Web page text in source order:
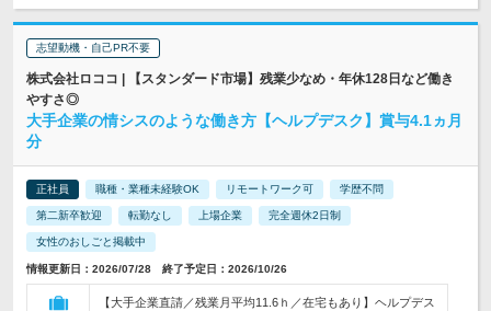
志望動機・自己PR不要
株式会社ロココ | 【スタンダード市場】残業少なめ・年休128日など働き
やすさ◎
大手企業の情シスのような働き方【ヘルプデスク】賞与4.1ヵ月
分
正社員 職種・業種未経験OK リモートワーク可 学歴不問
第二新卒歓迎 転勤なし 上場企業 完全週休2日制
女性のおしごと掲載中
情報更新日：2026/07/28 終了予定日：2026/10/26
【大手企業直請／残業月平均11.6ｈ／在宅もあり】ヘルプデス